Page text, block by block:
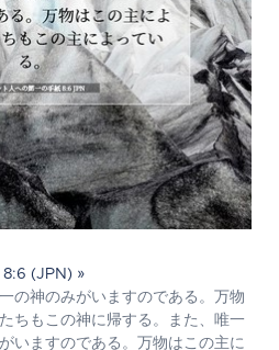
8:6 (JPN) »
の神のみがいますのである。万物
ちもこの神に帰する。また、唯一
いますのである。万物はこの主に